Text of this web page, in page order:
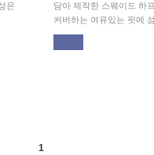
은
담아 제작한 스웨이드 하
커버하는 여유있는 핏에
1